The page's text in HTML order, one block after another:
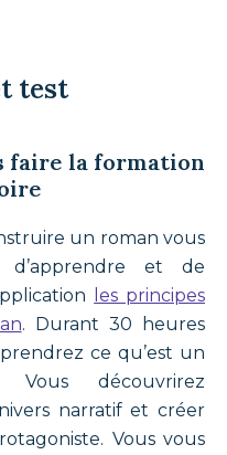
test
faire la formation
un roman vous
d’apprendre et de
les principes
. Durant 30 heures
ce qu’est un
Vous découvrirez
narratif et créer
Vous vous